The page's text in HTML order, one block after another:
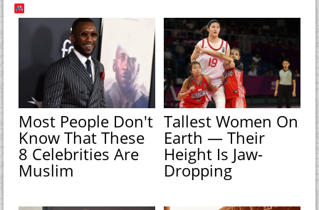
Most People Don't
Know That These
8 Celebrities Are
Muslim
Tallest Women On
Earth — Their
Height Is Jaw-
Dropping